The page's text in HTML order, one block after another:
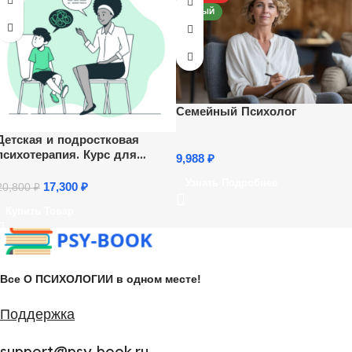
и подростковая
Курс для
₽ 17,300 ₽
НОВЫЙ
Семейный Психолог
9,988 ₽
Все О ПСИХОЛОГИИ в одном месте!
Поддержка